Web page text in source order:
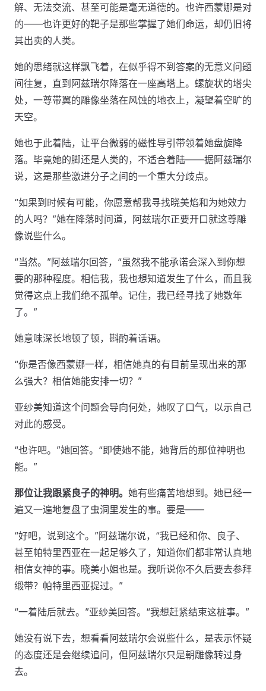
解、无法交流、甚至可能是毫无道德的。也许西蒙娜是对
的——也许更好的靶子是那些掌握了她们命运，却仍旧将
其出卖的人类。
她的思绪就这样飘飞着，在似乎得不到答案的无意义问题
间往复，直到阿兹瑞尔降落在一座高塔上。螺旋状的塔尖
处，一尊带翼的雕像坐落在风蚀的地衣上，凝望着空旷的
天空。
她也于此着陆，让平台微弱的磁性导引带领着她盘旋降
落。毕竟她的脚还是人类的，不适合着陆——据阿兹瑞尔
说，这是那些激进分子之间的一个重大分歧点。
“如果到时候有可能，你愿意帮我寻找晓美焰和为她效力
的人吗？”她在降落时问道，阿兹瑞尔正要开口就这尊雕
像说些什么。
“当然。”阿兹瑞尔回答，“虽然我不能承诺会深入到你想
要的那种程度。相信我，我也想知道发生了什么，而且我
觉得这点上我们绝不孤单。记住，我已经寻找了她数年
了。”
她意味深长地顿了顿，斟酌着话语。
“你是否像西蒙娜一样，相信她真的有目前呈现出来的那
么强大？相信她能安排一切？”
亚纱美知道这个问题会导向何处，她叹了口气，以示自己
对此的感受。
“也许吧。”她回答。“即使她不能，她背后的那位神明也
能。”
那位让我跟紧良子的神明。 她有些痛苦地想到。她已经一
遍又一遍地复盘了虫洞里发生的事。要是——
“好吧，说到这个。”阿兹瑞尔说，“我已经和你、良子、
甚至帕特里西亚在一起足够久了，知道你们都非常认真地
相信女神的事。晓美小姐也是。我听说你不久后要去参拜
缎带？帕特里西亚提过。”
“一着陆后就去。”亚纱美回答。“我想赶紧结束这桩事。”
她没有说下去，想看看阿兹瑞尔会说些什么，是表示怀疑
的态度还是会继续追问，但阿兹瑞尔只是朝雕像转过身
去。